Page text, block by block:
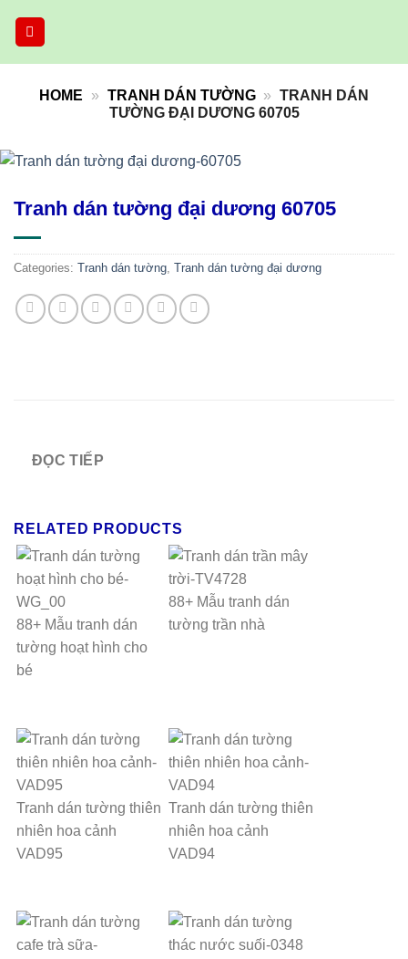
HOME » TRANH DÁN TƯỜNG » TRANH DÁN
TƯỜNG ĐẠI DƯƠNG 60705
Tranh dán tường đại dương 60705
Categories: Tranh dán tường, Tranh dán tường đại dương
ĐỌC TIẾP
RELATED PRODUCTS
88+ Mẫu tranh dán
tường hoạt hình cho
bé
88+ Mẫu tranh dán
tường trần nhà
Tranh dán tường thiên
nhiên hoa cảnh
VAD95
Tranh dán tường thiên
nhiên hoa cảnh
VAD94